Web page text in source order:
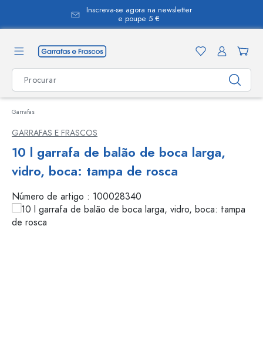
Inscreva-se agora na newsletter
e poupe 5 €
Garrafas
GARRAFAS E FRASCOS
10 l garrafa de balão de boca larga,
vidro, boca: tampa de rosca
Número de artigo : 100028340